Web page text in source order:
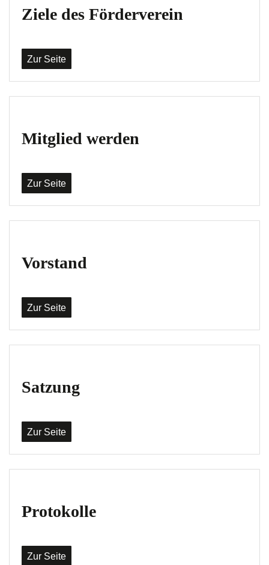
Ziele des Förderverein
Zur Seite
Mitglied werden
Zur Seite
Vorstand
Zur Seite
Satzung
Zur Seite
Protokolle
Zur Seite